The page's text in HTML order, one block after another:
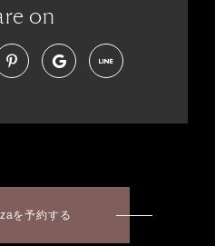
on
を予約する